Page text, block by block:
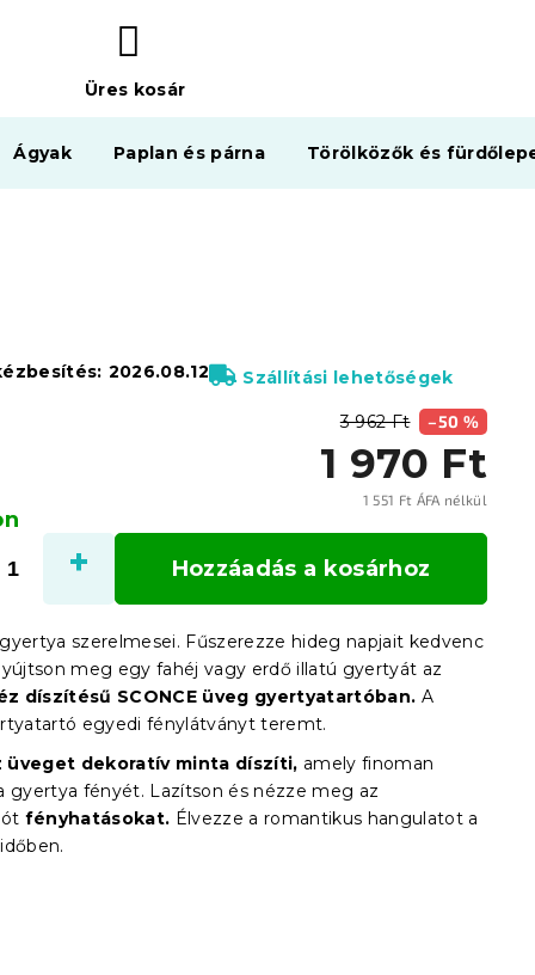
KOSÁR
Üres kosár
Ágyak Paplan és párna Törölközők és
3 962 Ft –50 %
1 970 Ft
1 551 Ft ÁFA nélkül
2026.08.12 Szállítási lehetőségek
Hozzáadás a kosárhoz
szerelmesei. Fűszerezze hideg napjait kedvenc
meg egy fahéj vagy erdő illatú gyertyát az
díszítésű SCONCE üveg gyertyatartóban. A
egyedi fénylátványt teremt.
üveget dekoratív minta díszíti, amely finoman
gyertya fényét. Lazítson és nézze meg az
fényhatásokat. Élvezze a romantikus hangulatot a